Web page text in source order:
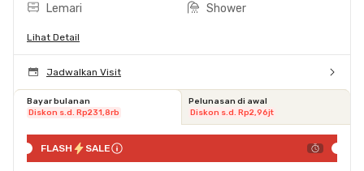
Lemari
Shower
Lihat Detail
Jadwalkan Visit
Bayar bulanan
Diskon s.d. Rp231,8rb
Pelunasan di awal
Diskon s.d. Rp2,96jt
FLASH SALE